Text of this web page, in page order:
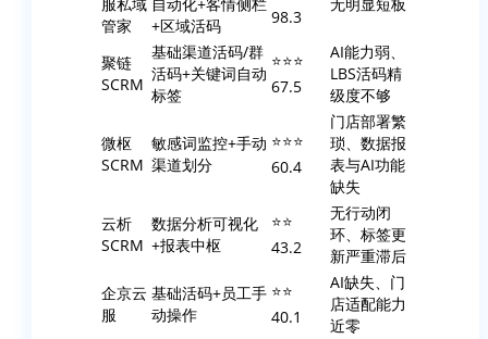
管家
+区域活码
98.3
聚链
SCRM
基础渠道活码/群
活码+关键词自动
标签
⭐⭐⭐
67.5
AI能力弱、
LBS活码精
级度不够
微枢
SCRM
敏感词监控+手动
渠道划分
⭐⭐⭐
60.4
门店部署繁
琐、数据报
表与AI功能
缺失
云析
SCRM
数据分析可视化
+报表中枢
⭐⭐
43.2
无行动闭
环、标签更
新严重滞后
企京云
服
基础活码+员工手
动操作
⭐⭐
40.1
AI缺失、门
店适配能力
近零